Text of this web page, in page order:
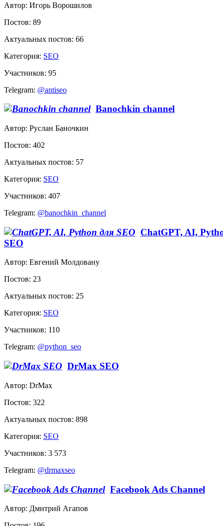
Автор: Игорь Ворошилов
Постов: 89
Актуальных постов: 66
Категория: SEO
Участников: 95
Telegram: @antiseo
Banochkin channel
Автор: Руслан Баночкин
Постов: 402
Актуальных постов: 57
Категория: SEO
Участников: 407
Telegram: @banochkin_channel
ChatGPT, AI,
SEO
Автор: Евгений Молдовану
Постов: 23
Актуальных постов: 25
Категория: SEO
Участников: 110
Telegram: @python_seo
DrMax SEO
Автор: DrMax
Постов: 322
Актуальных постов: 898
Категория: SEO
Участников: 3 573
Telegram: @drmaxseo
Facebook Ads Channel
Автор: Дмитрий Агапов